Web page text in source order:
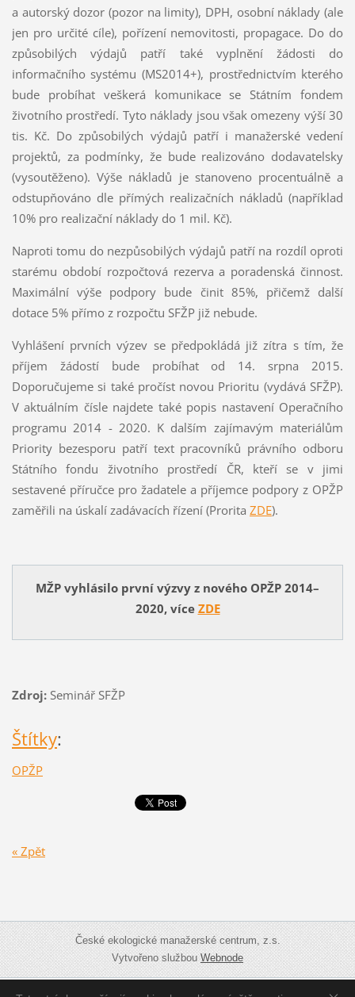
a autorský dozor (pozor na limity), DPH, osobní náklady (ale
jen pro určité cíle), pořízení nemovitosti, propagace. Do do
způsobilých výdajů patří také vyplnění žádosti do
informačního systému (MS2014+), prostřednictvím kterého
bude probíhat veškerá komunikace se Státním fondem
životního prostředí. Tyto náklady jsou však omezeny výší 30
tis. Kč. Do způsobilých výdajů patří i manažerské vedení
projektů, za podmínky, že bude realizováno dodavatelsky
(vysoutěženo). Výše nákladů je stanoveno procentuálně a
odstupňováno dle přímých realizačních nákladů (například
10% pro realizační náklady do 1 mil. Kč).
Naproti tomu do nezpůsobilých výdajů patří na rozdíl oproti
starému období rozpočtová rezerva a poradenská činnost.
Maximální výše podpory bude činit 85%, přičemž další
dotace 5% přímo z rozpočtu SFŽP již nebude.
Vyhlášení prvních výzev se předpokládá již zítra s tím, že
příjem žádostí bude probíhat od 14. srpna 2015.
Doporučujeme si také pročíst novou Prioritu (vydává SFŽP).
V aktuálním čísle najdete také popis nastavení Operačního
programu 2014 - 2020. K dalším zajímavým materiálům
Priority bezesporu patří text pracovníků právního odboru
Státního fondu životního prostředí ČR, kteří se v jimi
sestavené příručce pro žadatele a příjemce podpory z OPŽP
zaměřili na úskalí zadávacích řízení (Prorita ZDE).
MŽP vyhlásilo první výzvy z nového OPŽP 2014–
2020, více ZDE
Zdroj:Seminář SFŽP
Štítky:
OPŽP
« Zpět
České ekologické manažerské centrum, z.s.
Vytvořeno službouWebnode